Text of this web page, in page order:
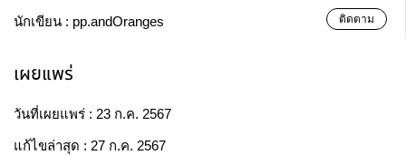
นักเขียน : pp.andOranges ติดตาม
เผยแพร่
วันที่เผยแพร่ : 23 ก.ค. 2567
แก้ไขล่าสุด : 27 ก.ค. 2567